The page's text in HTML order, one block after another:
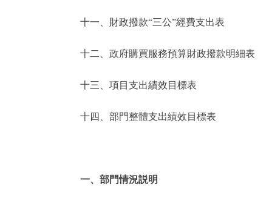
十一、財政撥款“三公”經費支出表
十二、政府購買服務預算財政撥款明細表
十三、項目支出績效目標表
十四、部門整體支出績效目標表
一、部門情況説明